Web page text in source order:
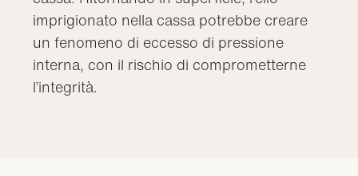
imprigionato nella cassa potrebbe creare
un fenomeno di eccesso di pressione
interna, con il rischio di comprometterne
l’integrità.